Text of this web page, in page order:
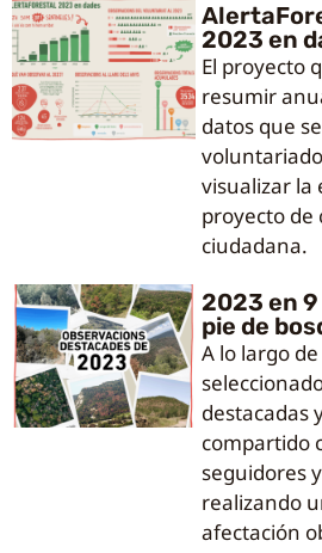
2023 en
El proyecto
resumir
datos que
visualizar la
proyecto de
ciudadana.
2023 en
pie de
A lo largo
destacadas
compartido
seguidores
realizando
afectación